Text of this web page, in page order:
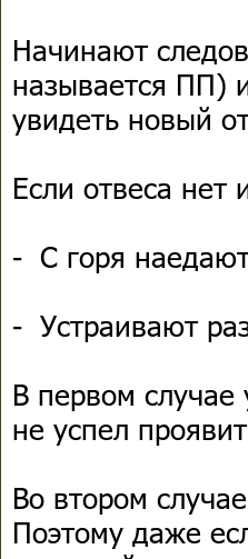
Начинают
называется ПП)
увидеть новый
Если отвеса нет
- С горя
- Устраивают
В первом
не успел
Во втором
Поэтому даже